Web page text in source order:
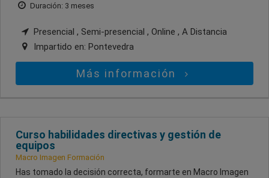
Duración: 3 meses
Presencial , Semi-presencial , Online , A Distancia
Impartido en: Pontevedra
Más información
Curso habilidades directivas y gestión de
equipos
Macro Imagen Formación
Has tomado la decisión correcta, formarte en Macro Imagen